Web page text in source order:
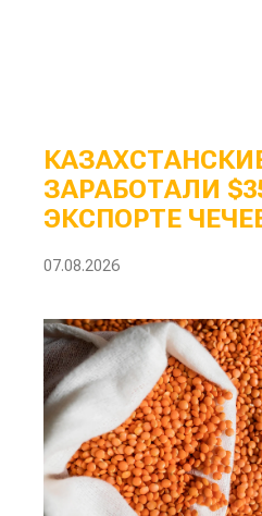
ЗАРАБОТАЛИ
ЭКСПОРТЕ
07.08.2026